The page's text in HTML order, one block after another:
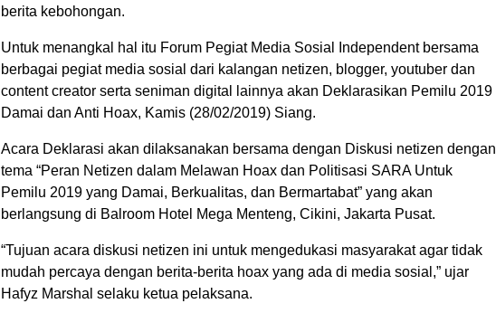
berita kebohongan.
Untuk menangkal hal itu Forum Pegiat Media Sosial Independent bersama
berbagai pegiat media sosial dari kalangan netizen, blogger, youtuber dan
content creator serta seniman digital lainnya akan Deklarasikan Pemilu 2019
Damai dan Anti Hoax, Kamis (28/02/2019) Siang.
Acara Deklarasi akan dilaksanakan bersama dengan Diskusi netizen dengan
tema “Peran Netizen dalam Melawan Hoax dan Politisasi SARA Untuk
Pemilu 2019 yang Damai, Berkualitas, dan Bermartabat” yang akan
berlangsung di Balroom Hotel Mega Menteng, Cikini, Jakarta Pusat.
“Tujuan acara diskusi netizen ini untuk mengedukasi masyarakat agar tidak
mudah percaya dengan berita-berita hoax yang ada di media sosial,” ujar
Hafyz Marshal selaku ketua pelaksana.